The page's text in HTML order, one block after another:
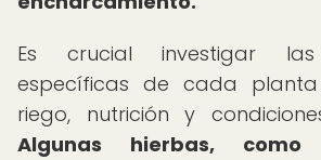
Es crucial investigar las
específicas de cada
riego, nutrición y
Algunas hierbas,